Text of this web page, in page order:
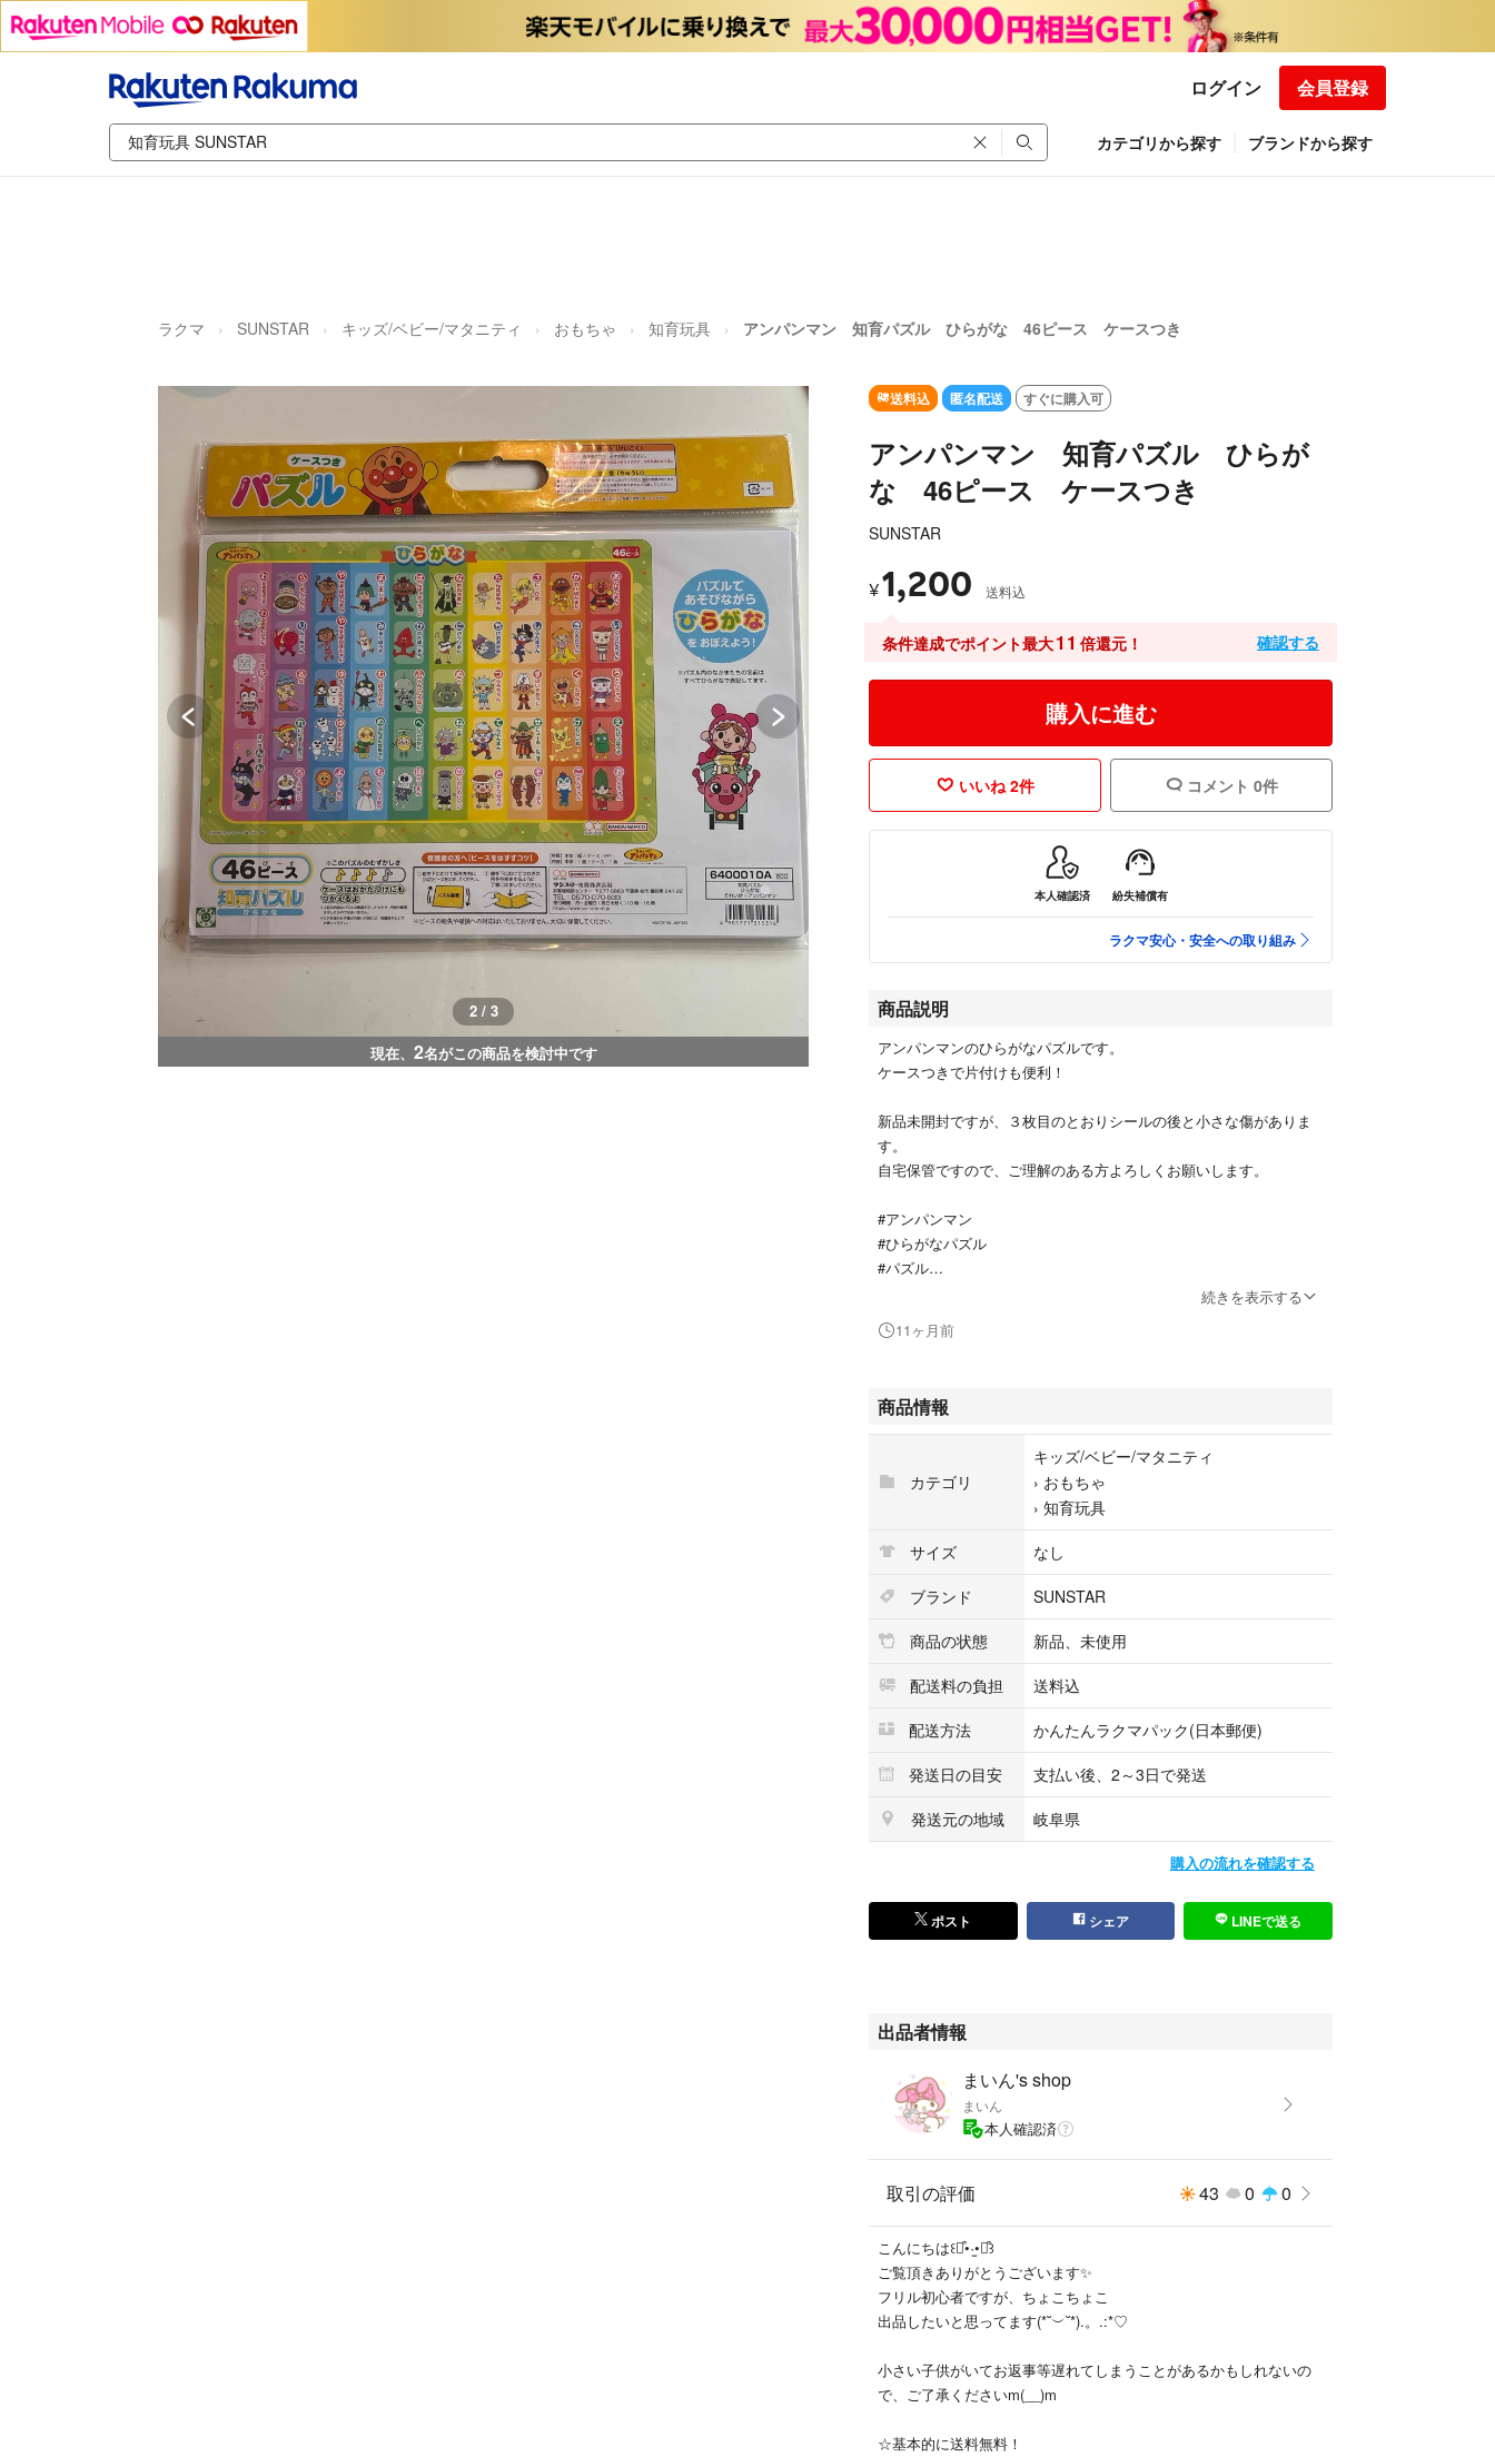
ログイン 会員登録
カテゴリから探す ブランドから探す
ラクマ SUNSTAR キッズ/ベビー/マタニティ おもちゃ 知育玩具 アンパンマン 知育パズル ひらがな 46ピース ケースつき
2 / 3
現在、 2名がこの商品を検討中です
送料込 匿名配送 すぐに購入可
アンパンマン 知育パズル ひらが
な 46ピース ケースつき
SUNSTAR
¥1,200 送料込
条件達成でポイント最大11 倍還元！ 確認する
購入に進む
いいね 2件 コメント 0件
本人確認済 紛失補償有
ラクマ安心・安全への取り組み
商品説明
アンパンマンのひらがなパズルです。
ケースつきで片付けも便利！
新品未開封ですが、３枚目のとおりシールの後と小さな傷がありま
す。
自宅保管ですので、ご理解のある方よろしくお願いします。
#アンパンマン
#ひらがなパズル
#パズル
続きを表示する
11ヶ月前
商品情報
カテゴリ
キッズ/ベビー/マタニティ
› おもちゃ
› 知育玩具
サイズ
なし
ブランド
SUNSTAR
商品の状態
新品、未使用
配送料の負担
送料込
配送方法
かんたんラクマパック(日本郵便)
発送日の目安
支払い後、2～3日で発送
発送元の地域
岐阜県
購入の流れを確認する
ポスト シェア LINEで送る
出品者情報
まいん's shop
まいん
本人確認済
取引の評価 43 0 0
こんにちは꒰⌯͒•·̫•⌯͒꒱
ご覧頂きありがとうございます✨
フリル初心者ですが、ちょこちょこ
出品したいと思ってます(*˘︶˘*).。.:*♡
小さい子供がいてお返事等遅れてしまうことがあるかもしれないの
で、ご了承くださいm(__)m
☆基本的に送料無料！